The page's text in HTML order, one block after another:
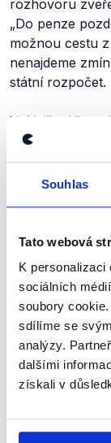
Souhlas
Tato webová
K
sociálních
soubory
sdílíme se
analýzy.
dalšími
získali v
rozhovoru
„Do penze
možnou cestu
nenajdeme
státní rozpočet.
Vyjádření
Danuše
přisuzuje, ani
prohledávání
Nerudová
oběť špatně
nikoliv za jeho
z
rozhovoru
„důchodci
předchozích
věci